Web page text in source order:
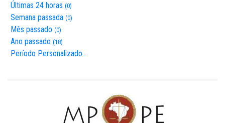
Últimas 24 horas (0)
Semana passada (0)
Mês passado (0)
Ano passado (18)
Período Personalizado…